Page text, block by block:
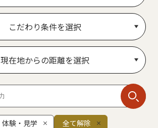
こだわり条件を選択
現在地からの距離を選択
体験・見学 全て解除